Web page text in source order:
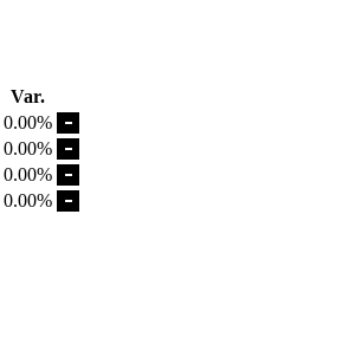
Var.
0.00%
0.00%
0.00%
0.00%